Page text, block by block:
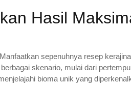
Hasil
Manfaatkan sepenuhnya resep
skenario, mulai dari
bioma unik yang